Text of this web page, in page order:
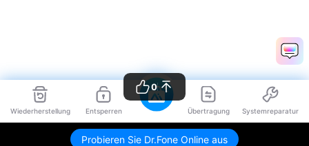
Wiederherstellung Entsperren Übertragung Systemreparatur
Probieren Sie Dr.Fone Online aus
0